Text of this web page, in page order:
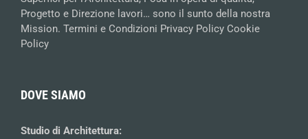
Progetto e Direzione lavori… sono il sunto della nostra
Mission. Termini e Condizioni Privacy Policy Cookie
Policy
DOVE SIAMO
Studio di Architettura: